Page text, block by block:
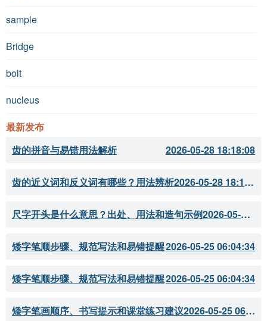
sample
Bridge
bolt
nucleus
最新发布
齿的拼音与易错用法解析
2026-05-28 18:18:08
齿的近义词和反义词有哪些？用法辨析 2026-05-28 18:18:07
尺字开头是什么意思？出处、用法和造句示例 2026-05-28 18:18:05
矮字笔顺步骤、规范写法和易错提醒2026-05-25 06:04:34
矮字笔顺步骤、规范写法和易错提醒2026-05-25 06:04:34
矮字笔画顺序、书写提示和课堂练习建议 2026-05-25 06:04:33